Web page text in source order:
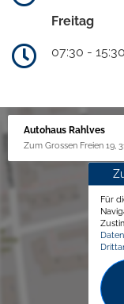
Freitag
07:30 -
Autohaus Rahlves
Zum Grossen Freien 19,
Für